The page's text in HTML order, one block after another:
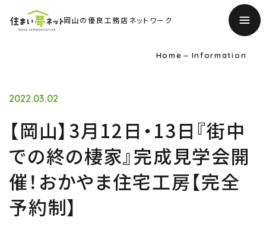
岡山の優良工務店ネットワーク
TOP
Home Information
2022.03.02
【岡山】3月12日・13日『街中
での終の棲家』完成見学会開
催！おかやま住宅工房【完全
予約制】